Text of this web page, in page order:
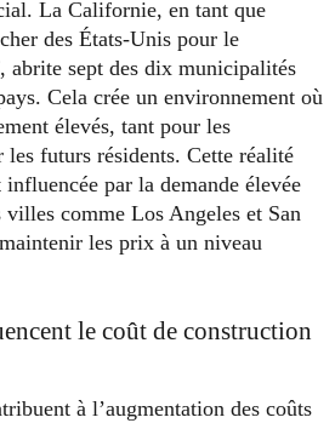
La Californie, en tant que
des États-Unis pour le
abrite sept des dix municipalités
Cela crée un environnement où
élevés, tant pour les
les futurs résidents. Cette réalité
par la demande élevée
villes comme Los Angeles et San
les prix à un niveau
le coût de construction
à l’augmentation des coûts